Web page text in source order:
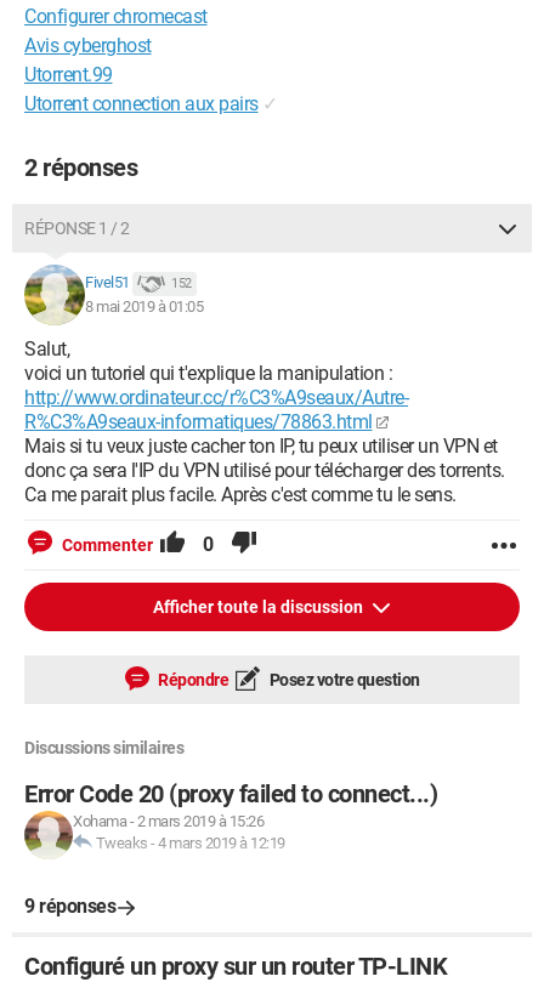
Configurer chromecast
Avis cyberghost
Utorrent.99
Utorrent connection aux pairs ✓
2 réponses
RÉPONSE 1 / 2
Fivel51 152
8 mai 2019 à 01:05
Salut,
voici un tutoriel qui t'explique la manipulation :
http://www.ordinateur.cc/r%C3%A9seaux/Autre-
R%C3%A9seaux-informatiques/78863.html
Mais si tu veux juste cacher ton IP, tu peux utiliser un VPN et
donc ça sera l'IP du VPN utilisé pour télécharger des torrents.
Ca me parait plus facile. Après c'est comme tu le sens.
Commenter 0
Afficher toute la discussion
Répondre Posez votre question
Discussions similaires
Error Code 20 (proxy failed to connect...)
Xohama-2 mars 2019 à 15:26
Tweaks -4 mars 2019 à 12:19
9 réponses
Configuré un proxy sur un router TP-LINK